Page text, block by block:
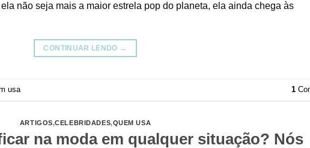
não seja mais a maior estrela pop do planeta, ela ainda chega às
CONTINUAR LENDO →
usa 1
ARTIGOS,CELEBRIDADES,QUEM USA
na moda em qualquer situação? Nós